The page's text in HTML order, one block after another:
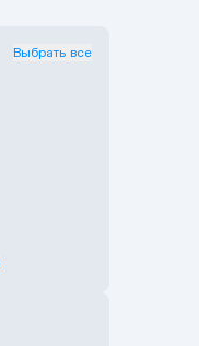
Выбрать все